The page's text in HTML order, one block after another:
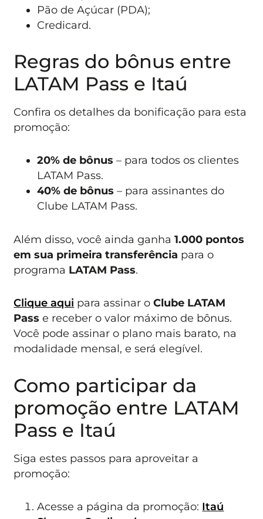
Pão de Açúcar (PDA);
Credicard.
Regras do bônus entre
LATAM Pass e Itaú
Confira os detalhes da bonificação para esta
promoção:
20% de bônus – para todos os clientes
LATAM Pass.
40% de bônus – para assinantes do
Clube LATAM Pass.
Além disso, você ainda ganha1.000 pontos
em sua primeira transferência para o
programa LATAM Pass.
Clique aqui para assinar oClube LATAM
Pass e receber o valor máximo de bônus.
Você pode assinar o plano mais barato, na
modalidade mensal, e será elegível.
Como participar da
promoção entre LATAM
Pass e Itaú
Siga estes passos para aproveitar a
promoção:
Acesse a página da promoção: Itaú